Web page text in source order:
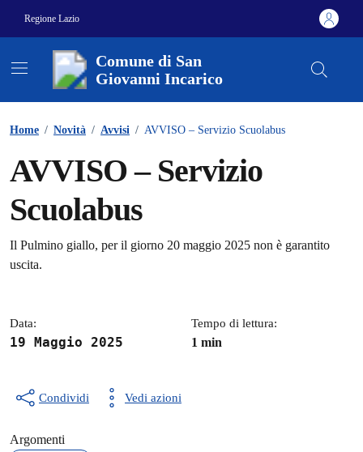
Regione Lazio
Comune di San
Giovanni Incarico
Home / Novità / Avvisi / AVVISO – Servizio Scuolabus
AVVISO – Servizio
Scuolabus
Dettagli della notizia
Il Pulmino giallo, per il giorno 20 maggio 2025 non è garantito
uscita.
Data:
19 Maggio 2025
Tempo di lettura:
1 min
Condividi Vedi azioni
Argomenti